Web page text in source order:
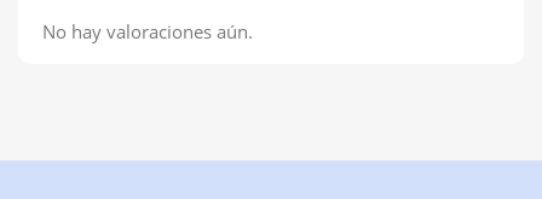
No hay valoraciones aún.